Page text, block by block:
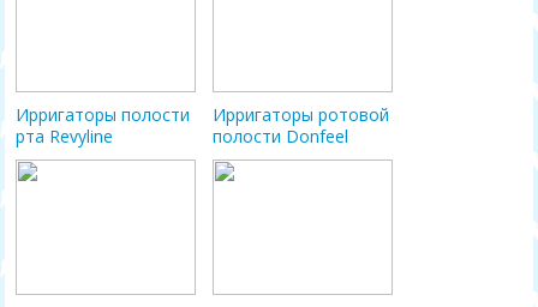
Ирригаторы полости
рта Revyline
Ирригаторы ротовой
полости Donfeel